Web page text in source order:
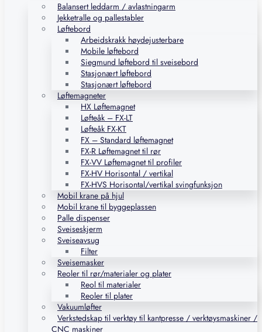
Balansert leddarm / avlastningarm
Jekketralle og pallestabler
Løftebord
Arbeidskrakk høydejusterbare
Mobile løftebord
Siegmund løftebord til sveisebord
Stasjonært løftebord
Stasjonært løftebord
Løftemagneter
HX Løftemagnet
Løfteåk – FX-LT
Løfteåk FX-KT
FX – Standard løftemagnet
FX-R Løftemagnet til rør
FX-VV Løftemagnet til profiler
FX-HV Horisontal / vertikal
FX-HVS Horisontal/vertikal svingfunksjon
Mobil krane på hjul
Mobil krane til byggeplassen
Palle dispenser
Sveiseskjerm
Sveiseavsug
Filter
Sveisemasker
Reoler til rør/materialer og plater
Reol til materialer
Reoler til plater
Vakuumløfter
Verkstedskap til verktøy til kantpresse / verktøysmaskiner /
CNC maskiner